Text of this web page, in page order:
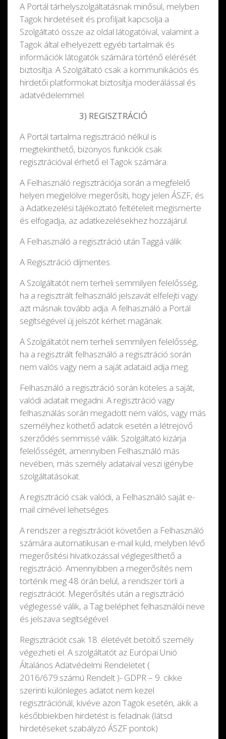
A Portál tárhelyszolgáltatásnak minősül, melyben
Tagok hirdetéseit és profiljait kapcsolja a
Szolgáltató össze az oldal látogatóival, valamint a
Tagok által elhelyezett egyéb tartalmak és
információk látogatók számára történő elérését
biztosítja. A Szolgáltató csak a kommunikációs és
hirdetői platformokat biztosítja moderálással és
adatvédelemmel.
3) REGISZTRÁCIÓ
A Portál tartalma regisztráció nélkül is
megtekinthető, bizonyos funkciók csak
regisztrációval érhető el Tagok számára.
A Felhasználó regisztrációja során a megfelelő
helyen megjelölve megerősíti, hogy jelen ÁSZF, és
a Adatkezelési tájékoztató feltételeit megismerte
és elfogadja, az adatkezelésekhez hozzájárul.
A Felhasználó a regisztráció után Taggá válik.
A Regisztráció díjmentes.
A Szolgáltatót nem terheli semmilyen felelősség,
ha a regisztrált felhasználó jelszavát elfelejti vagy
azt másnak tovább adja. A felhasználó a Portál
segítségével új jelszót kérhet magának.
A Szolgáltatót nem terheli semmilyen felelősség,
ha a regisztrált felhasználó a regisztráció során
nem valós vagy nem a saját adataid adja meg.
Felhasználó a regisztráció során köteles a saját,
valódi adatait megadni. A regisztráció vagy
felhasználás során megadott nem valós, vagy más
személyhez köthető adatok esetén a létrejövő
szerződés semmissé válik. Szolgáltató kizárja
felelősségét, amennyiben Felhasználó más
nevében, más személy adataival veszi igénybe
szolgáltatásokat.
A regisztráció csak valódi, a Felhasználó saját e-
mail címével lehetséges.
A rendszer a regisztrációt követően a Felhasználó
számára automatikusan e-mail küld, melyben lévő
megerősítési hivatkozással véglegesíthető a
regisztráció. Amennyibben a megerősítés nem
történik meg 48 órán belül, a rendszer törli a
regisztrációt. Megerősítés után a regisztráció
véglegessé válik, a Tag beléphet felhasználói neve
és jelszava segítségével.
Regisztrációt csak 18. életévét betöltő személy
végezheti el. A szolgáltatót az Európai Unió
Általános Adatvédelmi Rendeletet (
2016/679.számú Rendelt )- GDPR – 9. cikke
szerinti különleges adatot nem kezel
regisztrációnál, kivéve azon Tagok esetén, akik a
későbbiekben hirdetést is feladnak (látsd
hirdetéseket szabályzó ÁSZF pontok)